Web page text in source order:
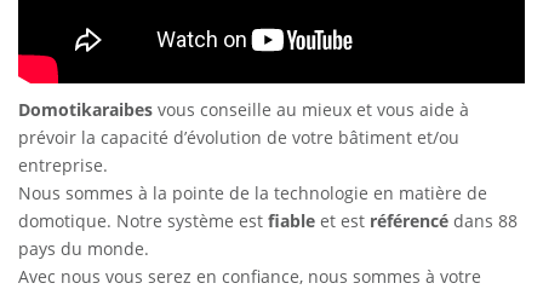
Domotikaraibes vous conseille au mieux et vous aide à
prévoir la capacité d’évolution de votre bâtiment et/ou
entreprise.
Nous sommes à la pointe de la technologie en matière de
domotique. Notre système est fiable et est référencé dans 88
pays du monde.
Avec nous vous serez en confiance, nous sommes à votre